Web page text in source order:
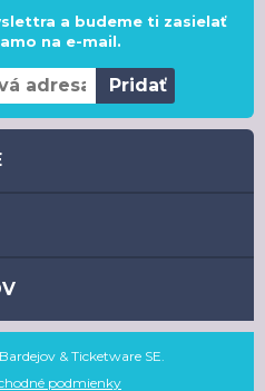
a budeme ti zasielať
na e-mail.
& Ticketware SE.
podmienky